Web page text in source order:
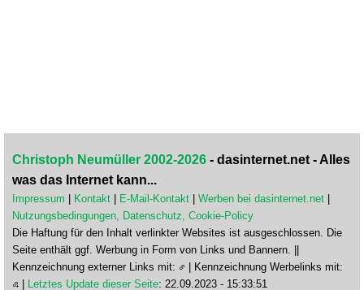
Christoph Neumüller 2002-2026 - dasinternet.net - Alles
was das Internet kann...
Impressum Kontakt E-Mail-Kontakt Werben bei dasinternet.net
Nutzungsbedingungen, Datenschutz, Cookie-Policy
Die Haftung für den Inhalt verlinkter Websites ist ausgeschlossen. Die
Seite enthält ggf. Werbung in Form von Links und Bannern. ||
Kennzeichnung externer Links mit:
| Kennzeichnung Werbelinks mit:
Letztes Update dieser Seite: 22.09.2023 - 15:33:51